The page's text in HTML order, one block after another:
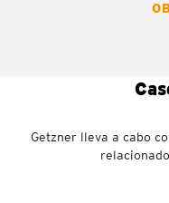
Getzner lleva a cabo